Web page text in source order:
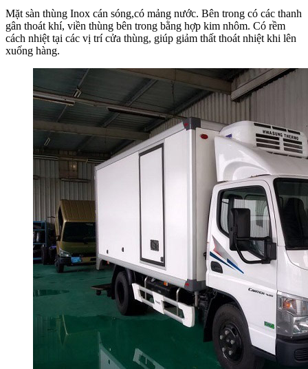
Mặt sàn thùng Inox cán sóng,có mảng nước. Bên trong có các thanh
gân thoát khí, viền thùng bên trong bằng hợp kim nhôm. Có rềm
cách nhiệt tại các vị trí cửa thùng, giúp giảm thất thoát nhiệt khi lên
xuống hàng.